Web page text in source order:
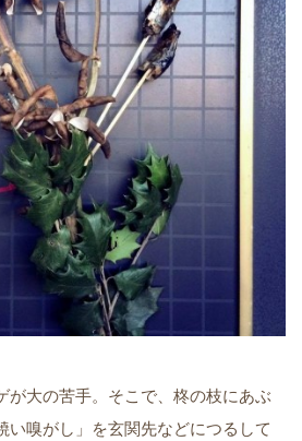
が大の苦手。そこで、柊の枝にあぶ
い嗅がし」を玄関先などにつるして